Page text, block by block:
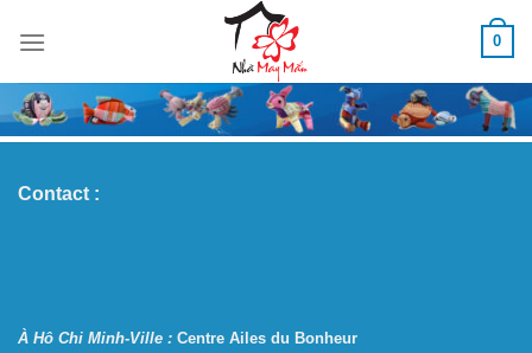
0
Contact :
À Hô Chi Minh-Ville : Centre Ailes du Bonheur